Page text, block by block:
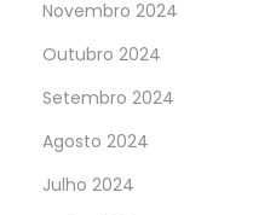
Novembro 2024
Outubro 2024
Setembro 2024
Agosto 2024
Julho 2024